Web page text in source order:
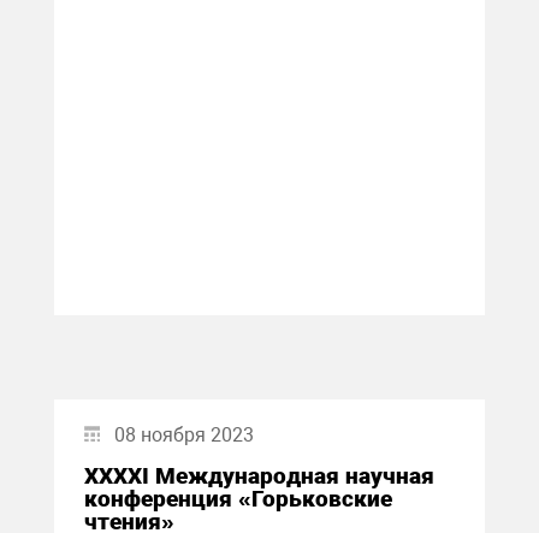
08 ноября 2023
XXXXI Международная научная
конференция «Горьковские
чтения»